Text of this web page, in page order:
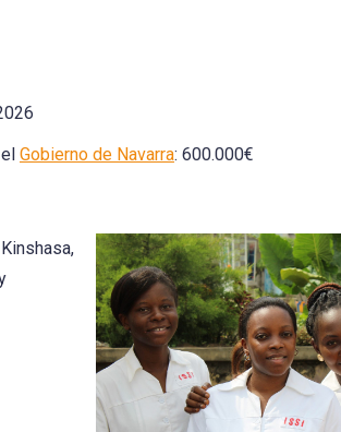
Gobierno de Navarra: 600.000€